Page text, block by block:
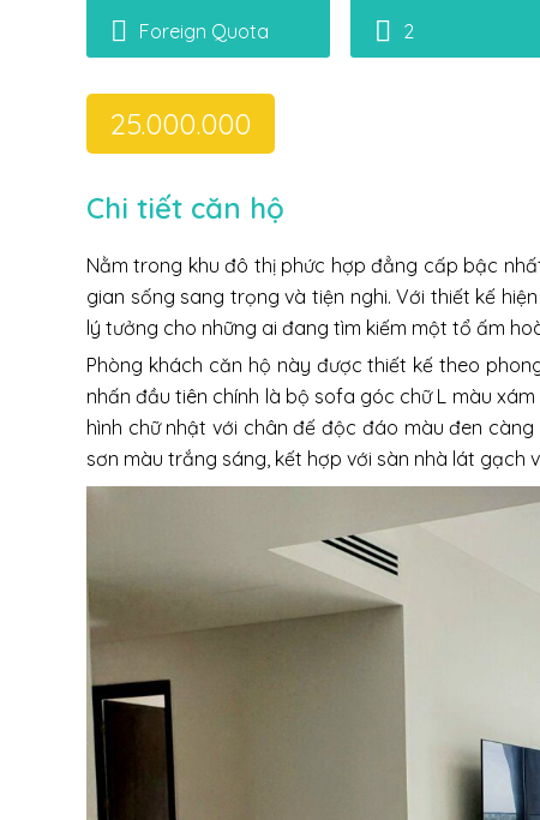
Foreign Quota
2
25.000.000
Chi tiết căn hộ
Nằm trong khu đô thị phức hợp đẳng cấp bậc
gian sống sang trọng và tiện nghi. Với thiết kế
lý tưởng cho những ai đang tìm kiếm một tổ ấm
Phòng khách căn hộ này được thiết kế theo
nhấn đầu tiên chính là bộ sofa góc chữ L màu
hình chữ nhật với chân đế độc đáo màu đen
sơn màu trắng sáng, kết hợp với sàn nhà lát